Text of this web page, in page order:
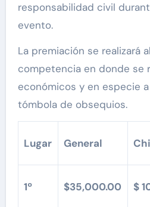
responsabilidad civil
evento.
La premiación se realizará
competencia en donde se
económicos y en especie
tómbola de obsequios.
Lugar General
1º $35,000.00 $